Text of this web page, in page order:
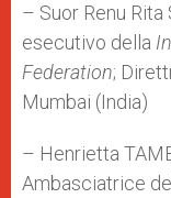
– Suor Renu
esecutivo della
Federation;
Mumbai (India)
– Henrietta
Ambasciatrice